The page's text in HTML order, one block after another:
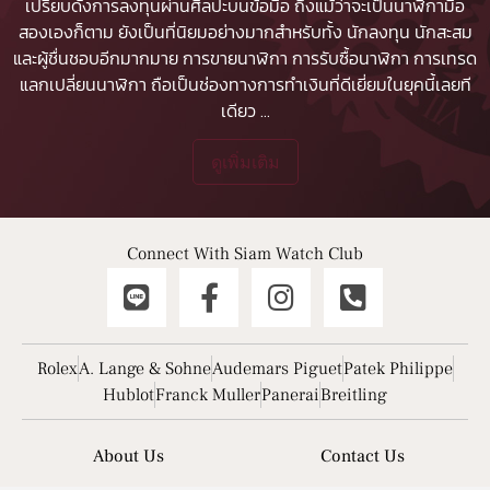
สองเองก็ตาม ยังเป็นที่นิยมอย่างมากสำหรับทั้ง นักลงทุน นักสะสม
และผู้ชื่นชอบอีกมากมายการขายนาฬิกา การรับซื้อนาฬิกา การเทรด
แลกเปลี่ยนนาฬิกา ถือเป็นช่องทางการทำเงินที่ดีเยี่ยมในยุคนี้เลยที
เดียว...
ดูเพิ่มเติม
Connect With Siam Watch Club
RolexA. Lange & SohneAudemars PiguetPatek Philippe
HublotFranck MullerPaneraiBreitling
About Us Contact Us